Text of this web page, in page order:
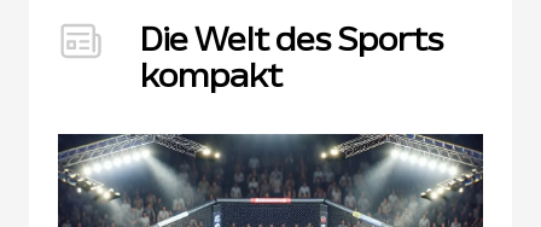
Die Welt des Sports
kompakt